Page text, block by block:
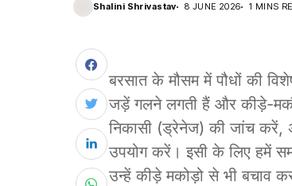
Shalini Shrivastav 8 JUNE 2026 1 MINS
बरसात के मौसम में पौधों की
जड़ें गलने लगती हैं और कीड़े-
निकासी (ड्रेनेज) की जांच करें,
उपयोग करें। इसी के लिए हमें
उन्हें कीड़े मकोड़ो से भी बचाव